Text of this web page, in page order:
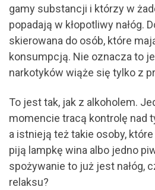
gamy substancji i którzy w
popadają w kłopotliwy nałóg.
skierowana do osób, które
konsumpcją. Nie oznacza to
narkotyków wiąże się tylko z
To jest tak, jak z alkoholem.
momencie tracą kontrolę nad
a istnieją też takie osoby,
piją lampkę wina albo jedno
spożywanie to już jest nałóg,
relaksu?